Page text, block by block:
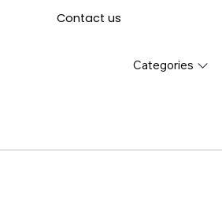
Contact us
Categories